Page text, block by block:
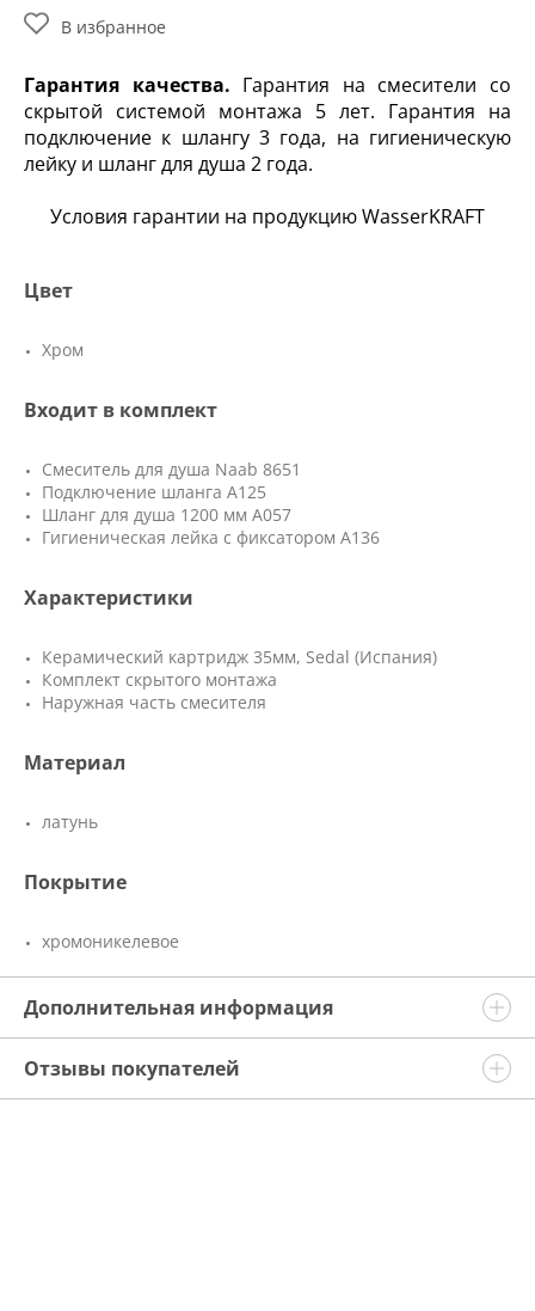
Гарантия качества. Гарантия на смесители со
скрытой системой монтажа 5 лет. Гарантия на
подключение к шлангу 3 года, на гигиеническую
лейку и шланг для душа 2 года.
Условия гарантии на продукцию WasserKRAFT
В избранное
Цвет
Хром
Входит в комплект
Смеситель для душа Naab 8651
Подключение шланга A125
Шланг для душа 1200 мм А057
Гигиеническая лейка с фиксатором А136
Характеристики
Керамический картридж 35мм, Sedal (Испания)
Комплект скрытого монтажа
Наружная часть смесителя
Материал
латунь
Покрытие
хромоникелевое
Дополнительная информация
Отзывы покупателей